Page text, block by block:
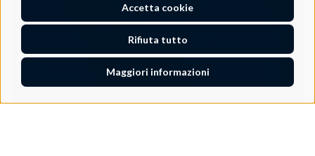
Accetta cookie
Rifiuta tutto
Maggiori informazioni